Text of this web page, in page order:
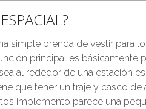
simple prenda de vestir para
principal es básicamente
al rededor de una estación
que tener un traje y casco
implemento parece una